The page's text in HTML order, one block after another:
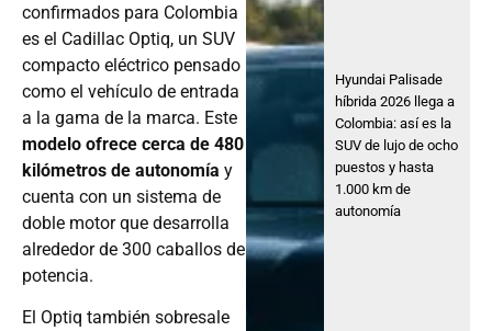
confirmados para Colombia
es el Cadillac Optiq, un SUV
compacto eléctrico pensado
como el vehículo de entrada
a la gama de la marca. Este
modelo ofrece cerca de 480
kilómetros de autonomía y
cuenta con un sistema de
doble motor que desarrolla
alrededor de 300 caballos de
potencia.
El Optiq también sobresale
Hyundai Palisade
híbrida 2026 llega a
Colombia: así es la
SUV de lujo de ocho
puestos y hasta
1.000 km de
autonomía